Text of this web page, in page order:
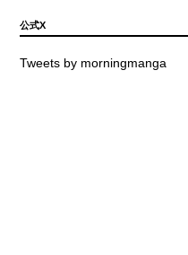
公式X
Tweets by morningmanga